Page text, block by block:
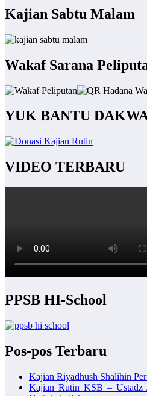
Kajian Sabtu Malam
Wakaf Sarana
YUK BANTU
VIDEO TERBARU
PPSB HI-School
Pos-pos Terbaru
Kajian Riyadhush Shalihin
Kajian Rutin KSB – Ustadz